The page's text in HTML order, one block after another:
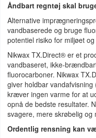
Åndbart regntøj skal
Alternative
vandbaserede og bruge
potentiel risiko for miljøet
Nikwax TX.Direct® er et
vandbaseret, ikke-
fluorocarboner. Nikwax
giver holdbar
kræver ingen varme for at
opnå de bedste resultater.
svagere, mere skrøbelig
Ordentlig rensning kan